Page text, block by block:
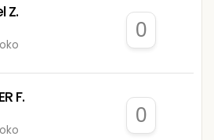
Z.
0
F.
0